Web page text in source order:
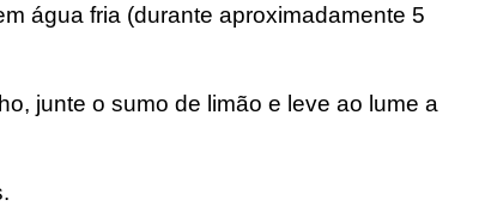
água fria (durante aproximadamente 5
junte o sumo de limão e leve ao lume a